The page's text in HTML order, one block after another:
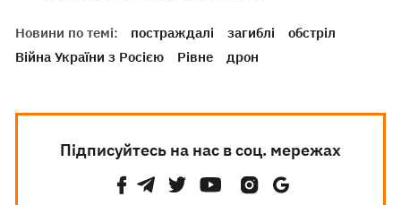
Новини по темі: постраждалі загиблі
обстріл
Війна України з Росією
Рівне дрон
Підписуйтесь на нас в соц. мережах